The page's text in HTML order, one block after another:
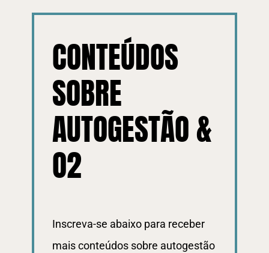
CONTEÚDOS
SOBRE
AUTOGESTÃO &
O2
Inscreva-se abaixo para receber
mais conteúdos sobre autogestão